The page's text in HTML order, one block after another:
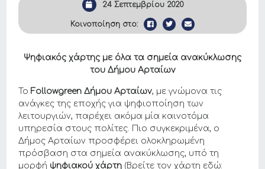
24 Σεπτεμβρίου 2020
Κοινοποίηση στο:
Ψηφιακός χάρτης με όλα τα σημεία ανακύκλωσης
του Δήμου Αρταίων
ΤοFollowgreen Δήμου Αρταίων, με γνώμονα τις
ανάγκες της εποχής για ψηφιοποίηση των
λειτουργιών, παρέχει ακόμα μία καινοτόμα
υπηρεσία στους πολίτες. Πιο συγκεκριμένα, ο
Δήμος Αρταίων προσφέρει ολοκληρωμένη
πρόσβαση στα σημεία ανακύκλωσης, υπό τη
μορφή ψηφιακού χάρτη (Βρείτε τον χάρτη εδώ: